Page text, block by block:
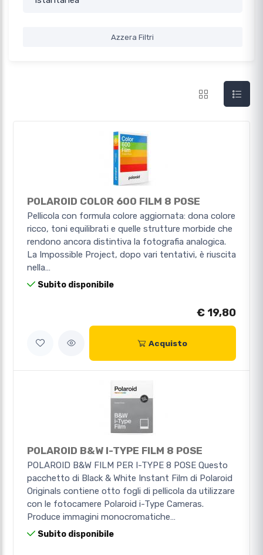
Azzera Filtri
POLAROID COLOR 600 FILM 8 POSE
Pellicola con formula colore aggiornata: dona colore
ricco, toni equilibrati e quelle strutture morbide che
rendono ancora distintiva la fotografia analogica.
La Impossible Project, dopo vari tentativi, è riuscita
nella…
Subito disponibile
€ 19,80
Acquisto
POLAROID B&W I-TYPE FILM 8 POSE
POLAROID B&W FILM PER I-TYPE 8 POSE Questo
pacchetto di Black & White Instant Film di Polaroid
Originals contiene otto fogli di pellicola da utilizzare
con le fotocamere Polaroid i-Type Cameras.
Produce immagini monocromatiche…
Subito disponibile